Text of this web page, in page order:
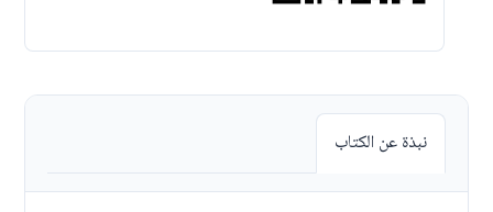
نبذة عن الكتاب